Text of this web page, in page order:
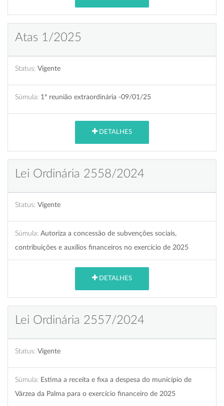
Atas 1/2025
Status: Vigente
Súmula: 1ª reunião extraordinária -09/01/25
DETALHES
Lei Ordinária 2558/2024
Status: Vigente
Súmula: Autoriza a concessão de subvenções sociais,
contribuições e auxílios financeiros no exercício de 2025
DETALHES
Lei Ordinária 2557/2024
Status: Vigente
Súmula: Estima a receita e fixa a despesa do município de
Várzea da Palma para o exercício financeiro de 2025